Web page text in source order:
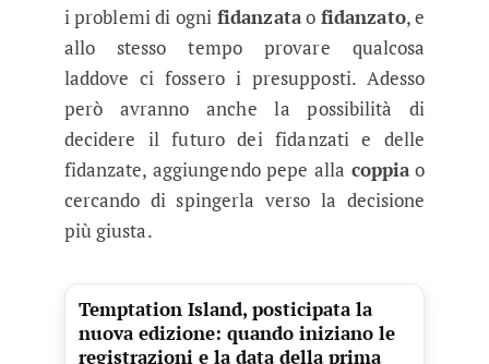
i problemi di ogni fidanzatao fidanzato, e
allo stesso tempo provare qualcosa
laddove ci fossero i presupposti. Adesso
però avranno anche la possibilità di
decidere il futuro dei fidanzati e delle
fidanzate, aggiungendo pepe alla coppiao
cercando di spingerla verso la decisione
più giusta.
Temptation Island, posticipata la
nuova edizione: quando iniziano le
registrazioni e la data della prima